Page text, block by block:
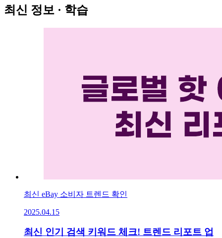
최신 정보 · 학습
최신 eBay 소비자 트렌드 확인
2025.04.15
최신 인기 검색 키워드 체크! 트렌드 리포트 업